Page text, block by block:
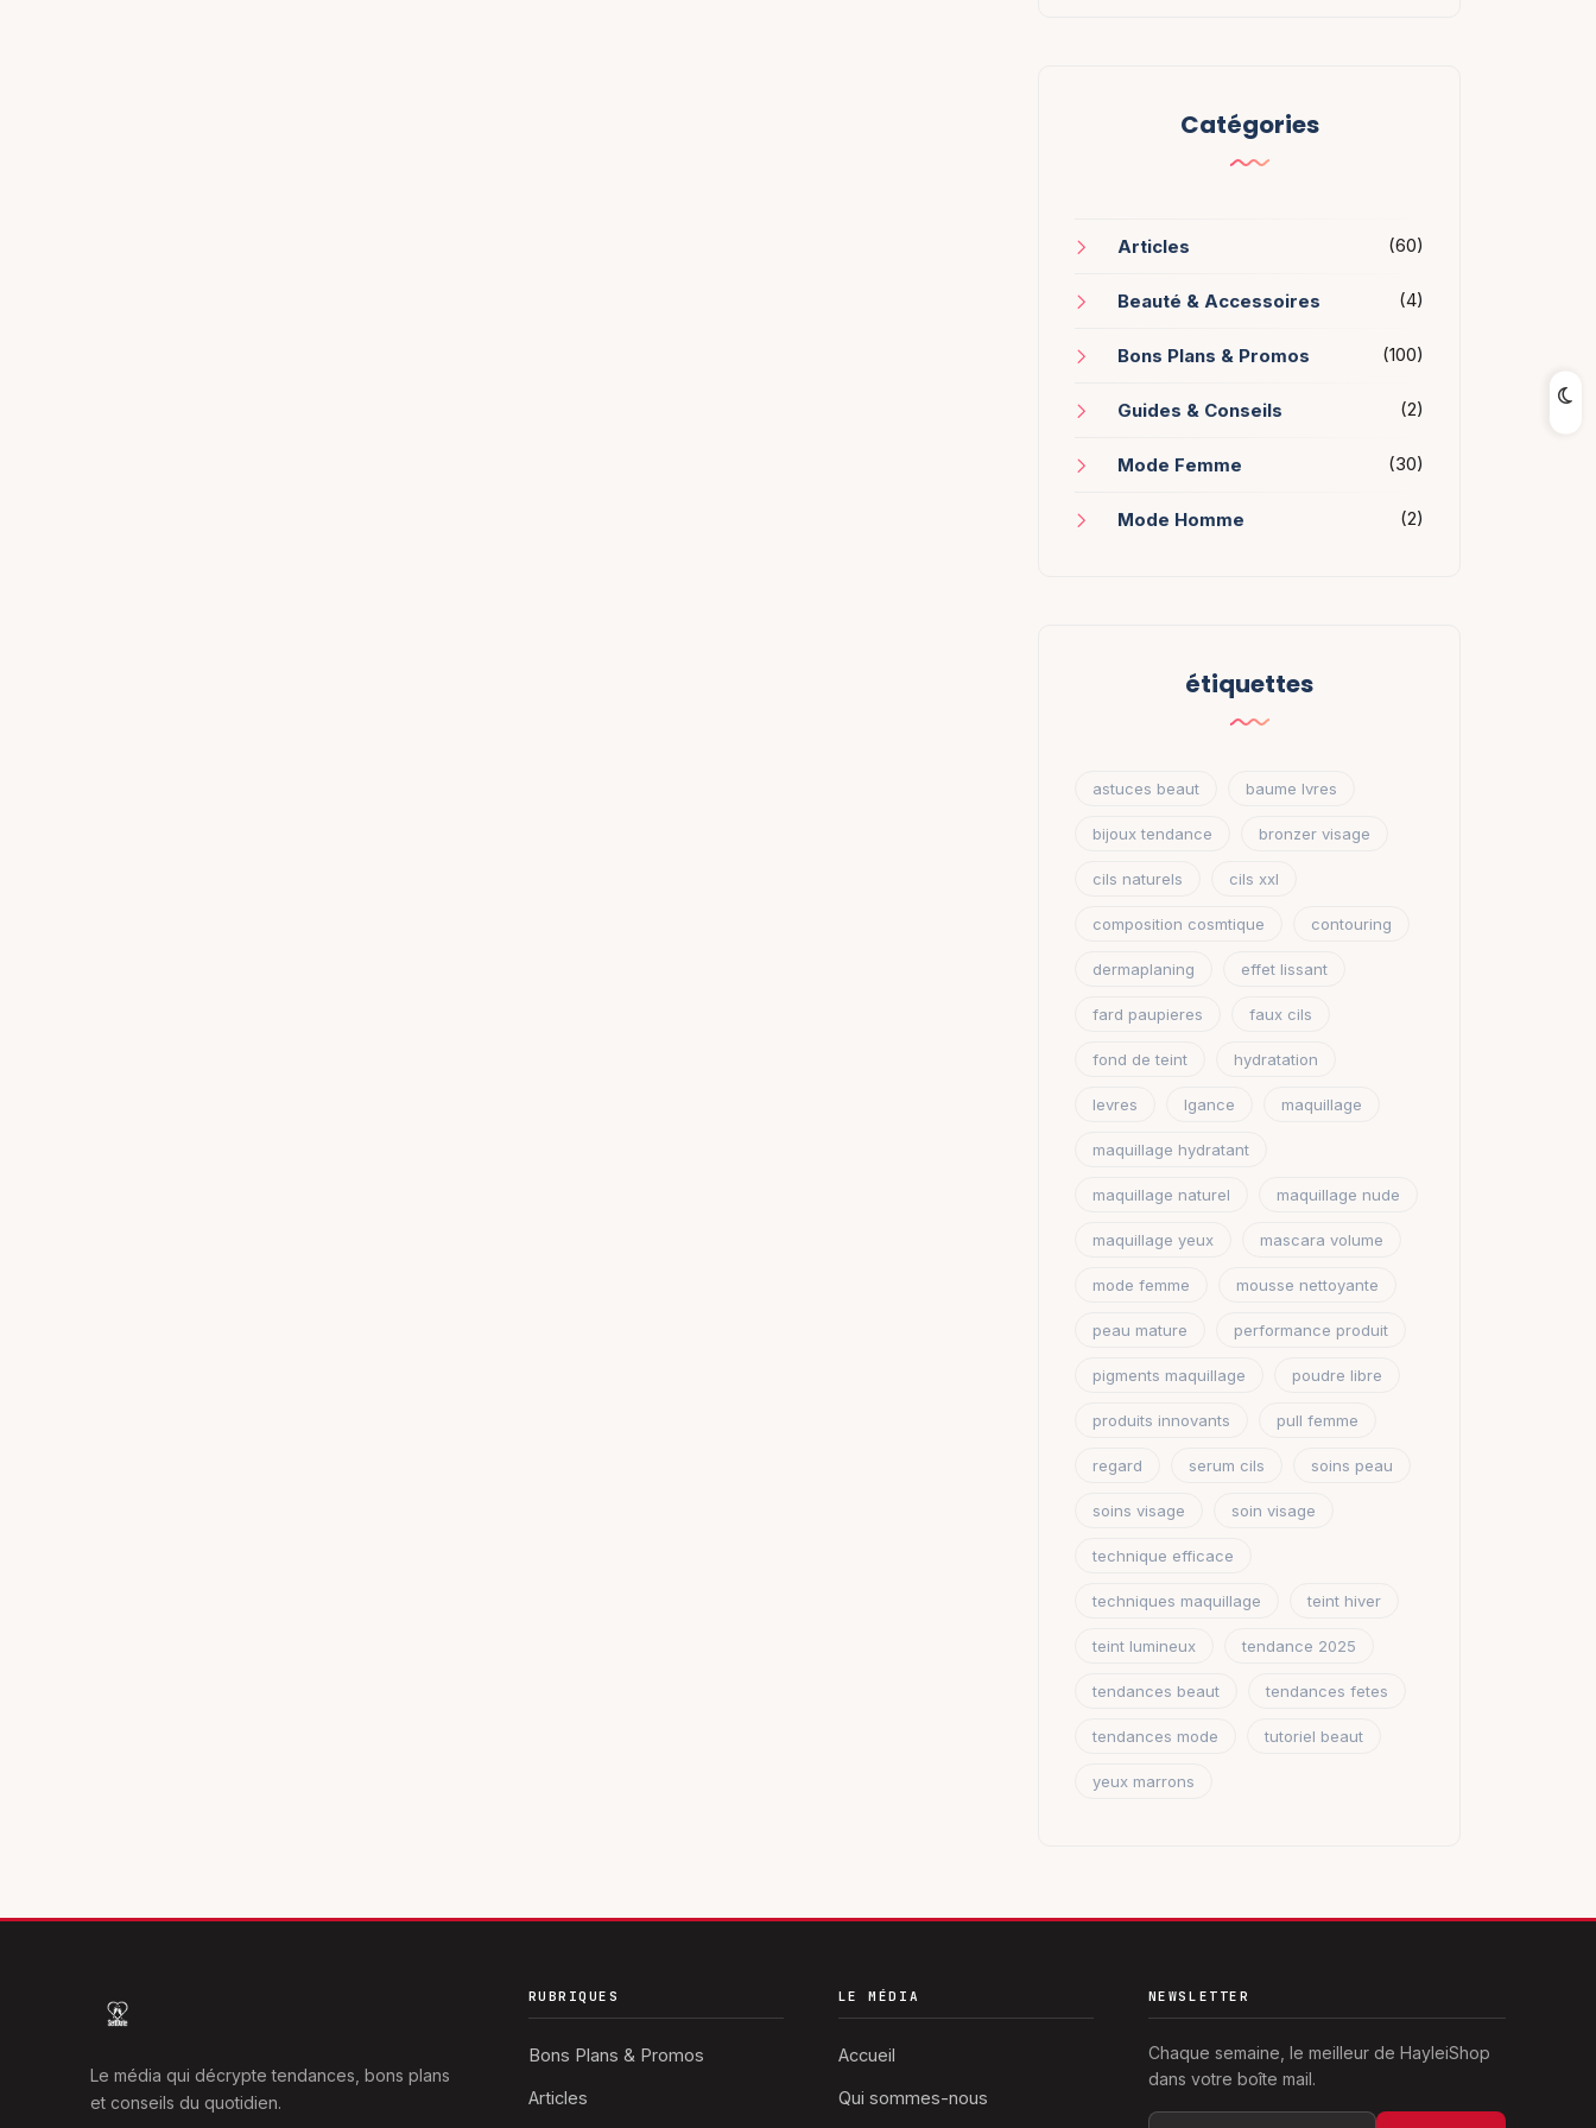
Catégories
Articles (60)
Beauté & Accessoires (4)
Bons Plans & Promos (100)
Guides & Conseils (2)
Mode Femme (30)
Mode Homme (2)
étiquettes
astuces beaut baume lvres
bijoux tendance bronzer visage
cils naturels cils xxl
composition cosmtique contouring
dermaplaning effet lissant
fard paupieres faux cils
fond de teint hydratation
levres lgance maquillage
maquillage hydratant
maquillage naturel maquillage nude
maquillage yeux mascara volume
mode femme mousse nettoyante
peau mature performance produit
pigments maquillage poudre libre
produits innovants pull femme
regard serum cils soins peau
soins visage soin visage
technique efficace
techniques maquillage teint hiver
teint lumineux tendance 2025
tendances beaut tendances fetes
tendances mode tutoriel beaut
yeux marrons
Le média qui décrypte tendances, bons plans
et conseils du quotidien.
RUBRIQUES
Bons Plans & Promos
Articles
LE MÉDIA
Accueil
Qui sommes-nous
NEWSLETTER
Chaque semaine, le meilleur de HayleiShop
dans votre boîte mail.